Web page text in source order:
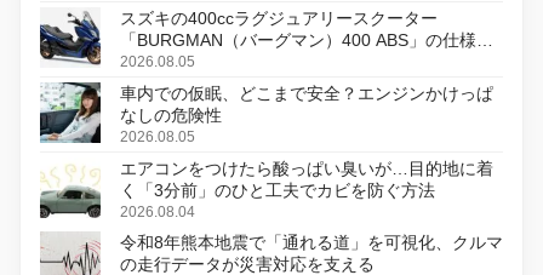
スズキの400ccラグジュアリースクーター
「BURGMAN（バーグマン）400 ABS」の仕様を
変更し、8月18日に発売
2026.08.05
車内での仮眠、どこまで安全？エンジンかけっぱ
なしの危険性
2026.08.05
エアコンをつけたら酸っぱい臭いが…目的地に着
く「3分前」のひと工夫でカビを防ぐ方法
2026.08.04
令和8年熊本地震で「通れる道」を可視化、クルマ
の走行データが災害対応を支える